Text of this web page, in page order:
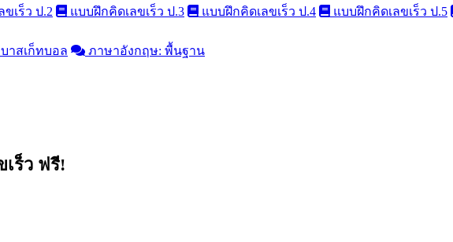
เร็ว ป.2 แบบฝึกคิดเลขเร็ว ป.3 แบบฝึกคิดเลขเร็ว ป.4 แบบฝึกคิดเลขเร็ว ป.5
าสเก็ทบอล ภาษาอังกฤษ: พื้นฐาน
ร็ว ฟรี!